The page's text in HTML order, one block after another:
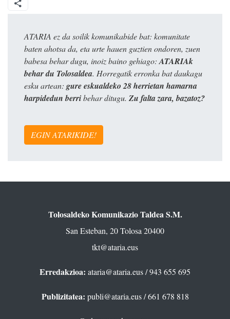
ATARIA ez da soilik komunikabide bat: komunitate
baten ahotsa da, eta urte hauen guztien ondoren, zuen
babesa behar dugu, inoiz baino gehiago: ATARIAk
behar du Tolosaldea. Horregatik erronka bat daukagu
esku artean: gure eskualdeko 28 herrietan hamarna
harpidedun berribehar ditugu. Zu falta zara, bazatoz?
EGIN ATARIKIDE!
Tolosaldeko Komunikazio Taldea S.M.
San Esteban, 20 Tolosa 20400
tkt@ataria.eus
Erredakzioa: ataria@ataria.eus/ 943 655 695
Publizitatea: publi@ataria.eus/ 661 678 818